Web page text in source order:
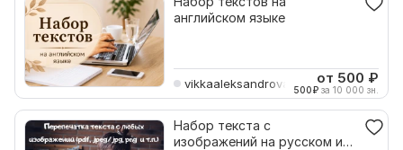
английском языке
vikkaaleksandrova от 500 ₽
500₽ за 10 000 зн.
Набор текста с
изображений на русском и